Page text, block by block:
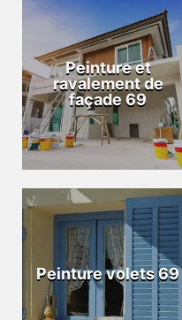
Peinture et
ravalement de
façade 69
Peinture volets 69